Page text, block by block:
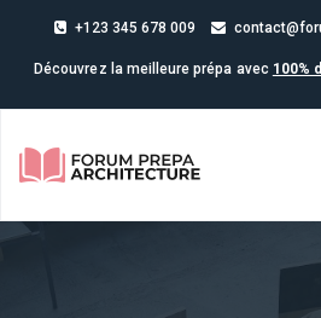
+123 345 678 009
Découvrez la meilleure prépa avec 100%